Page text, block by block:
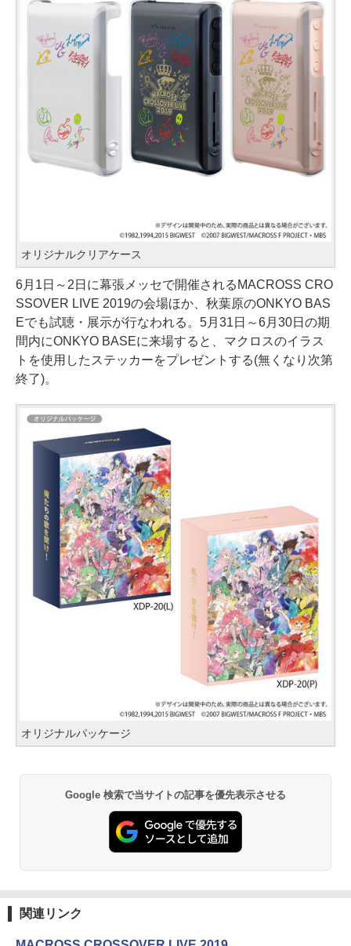
オリジナルクリアケース
6月1日～2日に幕張メッセで開催されるMACROSS CRO
SSOVER LIVE 2019の会場ほか、秋葉原のONKYO BAS
Eでも試聴・展示が行なわれる。5月31日～6月30日の期
間内にONKYO BASEに来場すると、マクロスのイラス
トを使用したステッカーをプレゼントする(無くなり次第
終了)。
オリジナルパッケージ
Google 検索で当サイトの記事を優先表示させる
関連リンク